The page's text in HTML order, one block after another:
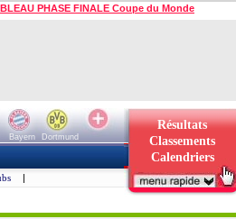
PHASE FINALE Coupe du Monde
Bayern
Dortmund
Résultats
Classements
Calendriers
|